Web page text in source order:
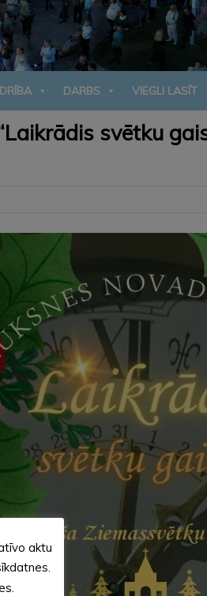
DARBS VIEGLI LASĪT
svētku
aktu